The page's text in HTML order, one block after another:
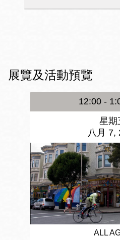
展覽及活動預覽
12:00 -
星期
八月 7,
ALL